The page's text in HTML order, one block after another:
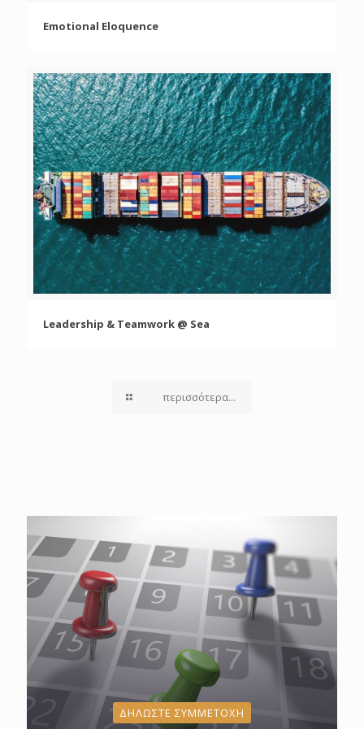
Emotional Eloquence
Leadership & Teamwork @ Sea
Leadership & Teamwork @ Sea
περισσότερα...
ΔΗΛΩΣΤΕ ΣΥΜΜΕΤΟΧΗ